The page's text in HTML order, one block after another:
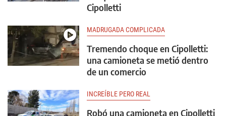
Cipolletti
MADRUGADA COMPLICADA
Tremendo choque en Cipolletti:
una camioneta se metió dentro
de un comercio
INCREÍBLE PERO REAL
Robó una camioneta en Cipolletti